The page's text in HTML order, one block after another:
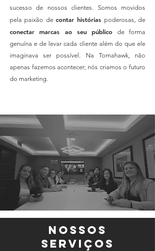
sucesso de nossos clientes. Somos movidos
pela paixão de contar histórias poderosas, de
conectar marcas ao seu público de forma
genuína e de levar cada cliente além do que ele
imaginava ser possível. Na Tomahawk, não
apenas fazemos acontecer; nós criamos o futuro
do marketing.
nossos
Serviços